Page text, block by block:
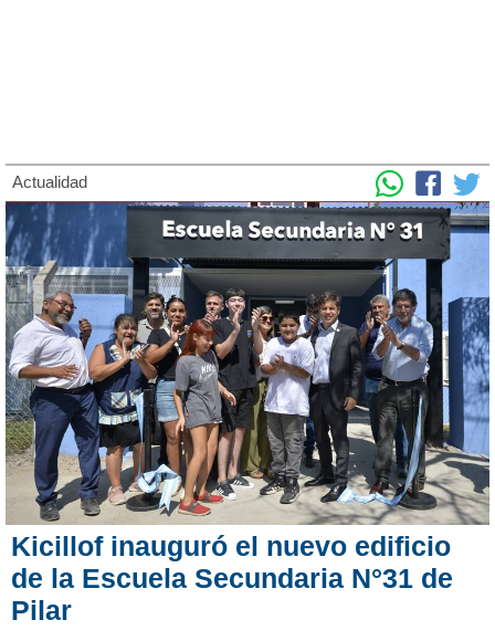
Actualidad
Kicillof inauguró el nuevo edificio
de la Escuela Secundaria N°31 de
Pilar